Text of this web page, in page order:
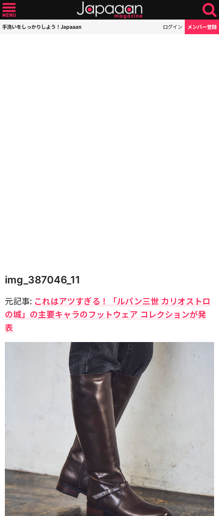
手洗いをしっかりしよう！Japaaan ログイン メンバー登録
img_387046_11
元記事: これはアツすぎる！「ルパン三世 カリオストロ
の城」の主要キャラのフットウェア コレクションが発
表